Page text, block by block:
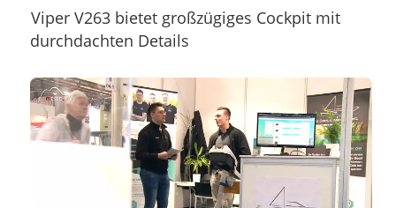
Viper V263 bietet großzügiges Cockpit mit
durchdachten Details